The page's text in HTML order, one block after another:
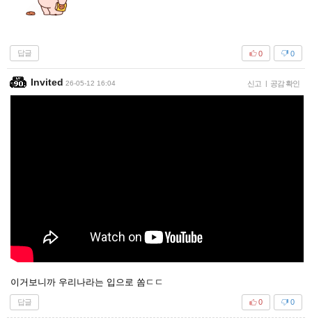
답글 0
0
Invited 26-05-12 16:04 신고 | 공감 확인
이거보니까 우리나라는 입으로 쏨ㄷㄷ
답글 0
0